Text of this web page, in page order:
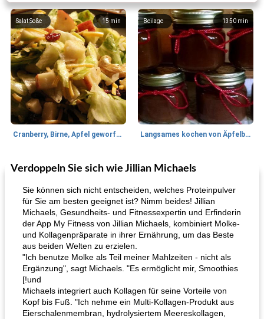
15min
Salat Soße
Cranberry, Birne, Apfel geworfener Salat
1350 min
Beilage
Langsames kochen von Äpfelbutter
35min
Lamm Mittagessen / Snacks
Verdoppeln Sie sich wie Jillian Michaels
Sie können sich nicht entscheiden, welches Proteinpulver
für Sie am besten geeignet ist? Nimm beides! Jillian
Michaels, Gesundheits- und Fitnessexpertin und Erfinderin
der App My Fitness von Jillian Michaels, kombiniert Molke-
und Kollagenpräparate in ihrer Ernährung, um das Beste
aus beiden Welten zu erzielen.
"Ich benutze Molke als Teil meiner Mahlzeiten - nicht als
Ergänzung", sagt Michaels. "Es ermöglicht mir, Smoothies
[!und
Michaels integriert auch Kollagen für seine Vorteile von
Kopf bis Fuß. "Ich nehme ein Multi-Kollagen-Produkt aus
Eierschalenmembran, hydrolysiertem Meereskollagen,